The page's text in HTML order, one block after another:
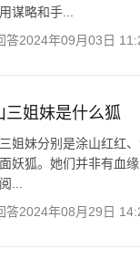
谋略和手...
答2024年09月03日
三姐妹是什么狐
姐妹分别是涂山红红
妖狐。她们并非有血
...
答2024年08月29日